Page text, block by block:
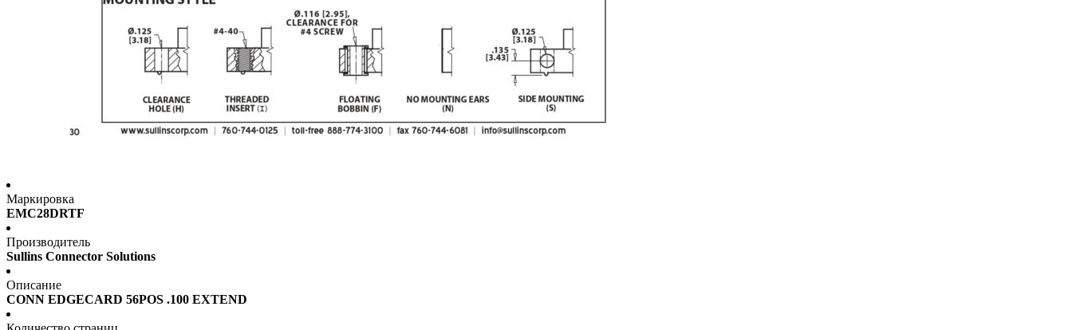
Маркировка
EMC28DRTF
Производитель
Sullins Connector Solutions
Описание
CONN EDGECARD 56POS .100 EXTEND